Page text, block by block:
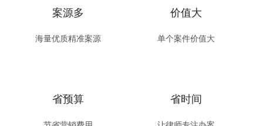
案源多
海量优质精准案源
价值大
单个案件价值大
省预算 省时间